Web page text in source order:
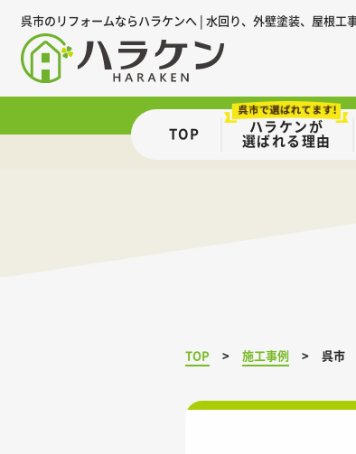
呉市のリフォームならハラケンへ | 水回り、外壁塗装、屋根工
TOP ハラケンが
選ばれる理由
TOP
施工事例 呉市